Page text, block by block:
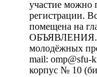
участие можно
регистрации.
помещена на
ОБЪЯВЛЕНИЯ.
молодёжных
mail: omp@sfu-
корпус № 10